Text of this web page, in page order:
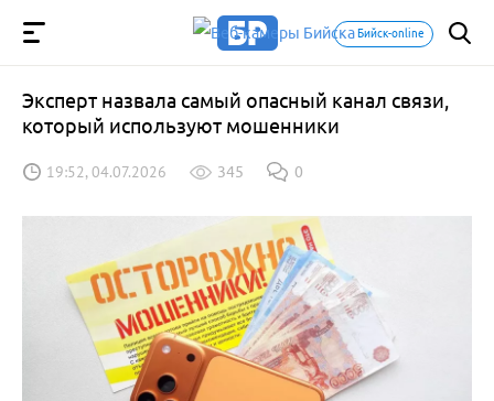
Бийск-online
Эксперт назвала самый опасный канал связи,
который используют мошенники
19:52, 04.07.2026 345 0